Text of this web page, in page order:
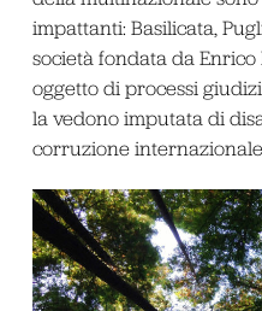
impattanti: Basilicata,
società fondata da
oggetto di processi
la vedono imputata di
corruzione